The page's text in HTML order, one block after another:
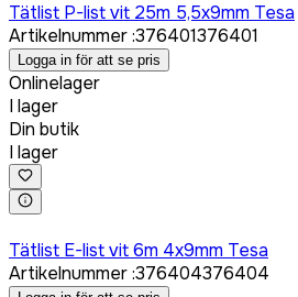
Tätlist P-list vit 25m 5,5x9mm Tesa
Artikelnummer:376401376401
Logga in för att se pris
Onlinelager
I lager
Din butik
I lager
Tätlist E-list vit 6m 4x9mm Tesa
Artikelnummer:376404376404